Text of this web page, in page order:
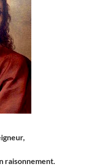
raisonnement.